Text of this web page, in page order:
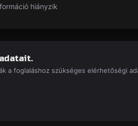
hiányzik
a foglaláshoz szükséges elérhetőségi